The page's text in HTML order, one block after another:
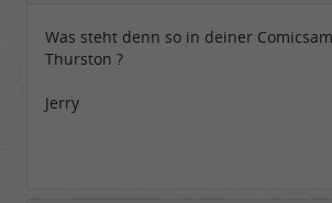
Was steht denn so in deiner
Thurston ?
Jerry